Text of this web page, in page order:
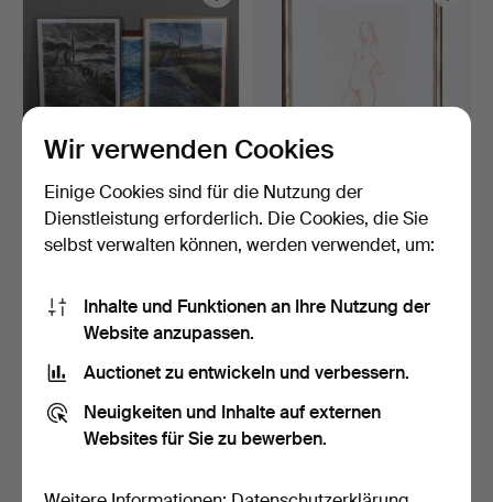
PER BAAGØE.
Farblithografien, 3 Stk.,
sign…
2 Tage
85 USD
BIRGER STRÅÅT.
Lithografie, Frauenskizze, …
5 Tage
43 USD
Wir verwenden Cookies
Einige Cookies sind für die Nutzung der
Dienstleistung erforderlich. Die Cookies, die Sie
selbst verwalten können, werden verwendet, um:
Inhalte und Funktionen an Ihre Nutzung der
Website anzupassen.
Auctionet zu entwickeln und verbessern.
Neuigkeiten und Inhalte auf externen
Websites für Sie zu bewerben.